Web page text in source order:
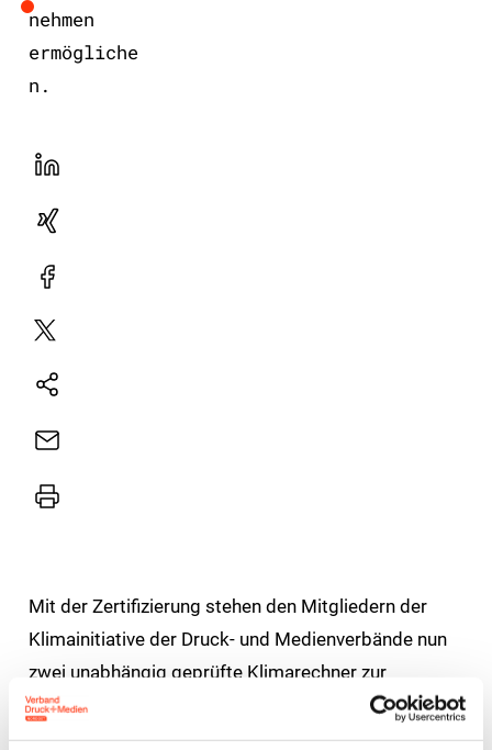
nehmen
ermögliche
n.
LinekdIn
Xing
Facebook
Plattform
Natives
E-
Drucker
Mit der Zertifizierung stehen den Mitgliedern der
Klimainitiative der Druck- und Medienverbände nun
zwei unabhängig geprüfte Klimarechner zur
Verfügung, die den Anforderungen moderner
Nachhaltigkeits- und Berichtspflichten erfüllen – von